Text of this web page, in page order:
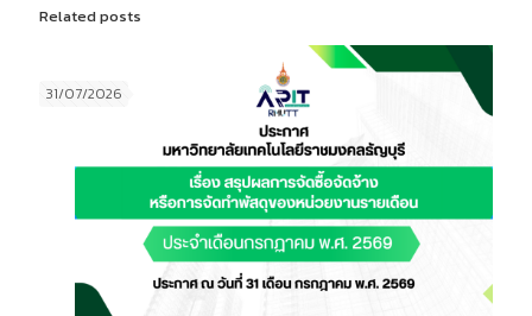
Related posts
31/07/2026